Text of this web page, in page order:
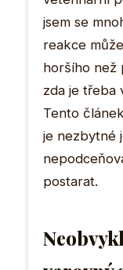
jsem se
reakce
horšího než
zda je třeba
Tento
je nezbytné
postarat.